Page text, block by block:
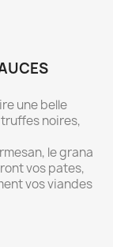
une belle
noires,
le grana
vos pates,
vos viandes